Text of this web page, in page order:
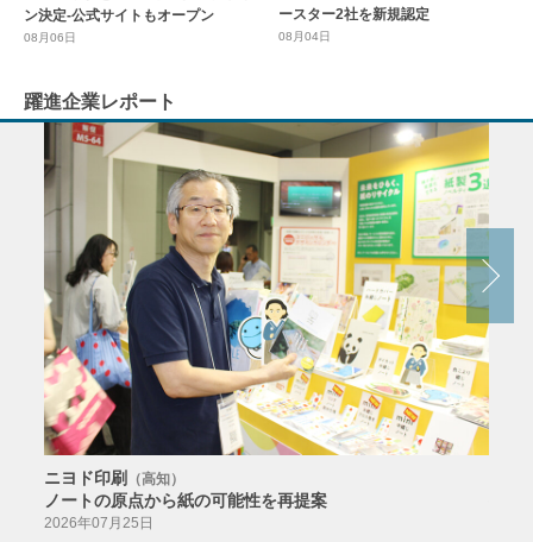
ン決定-公式サイトもオープン
08月06日
ースター2社を新規認定
08月04日
躍進企業レポート
ニヨド印刷 （高知）
ノートの原点から紙の可能性を再提案
2026年07月25日